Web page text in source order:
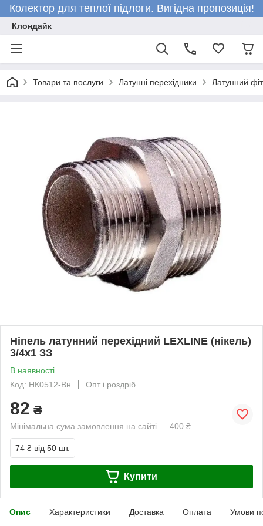
Колектор для теплої підлоги. Вигідна пропозиція!
Клондайк
Товари та послуги Латунні перехідники Латунний
Ніпель латунний перехідний LEXLINE (нікель)
3/4х1 ЗЗ
В наявності
Код: НК0512-Вн
Опт і роздріб
82 ₴
Мінімальна сума замовлення на сайті — 400 ₴
74 ₴ від 50 шт.
Купити
Опис Характеристики Доставка Оплата Умови